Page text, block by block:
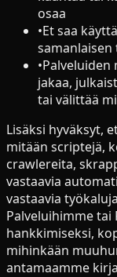
osaa
•Et saa
samanlaisen
•Palveluiden
jakaa,
tai välittää
Lisäksi hyväksyt,
mitään scriptejä,
crawlereita,
vastaavia
vastaavia
Palveluihimme tai
hankkimiseksi,
mihinkään
antamaamme